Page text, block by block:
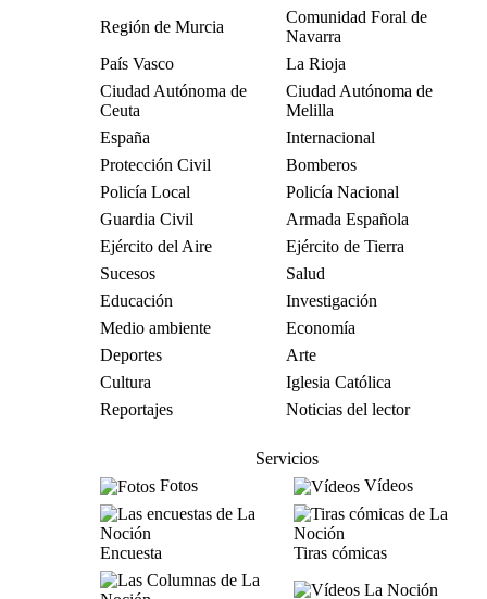
Región de Murcia
Comunidad Foral de
Navarra
País Vasco
La Rioja
Ciudad Autónoma de
Ceuta
Ciudad Autónoma de
Melilla
España
Internacional
Protección Civil
Bomberos
Policía Local
Policía Nacional
Guardia Civil
Armada Española
Ejército del Aire
Ejército de Tierra
Sucesos
Salud
Educación
Investigación
Medio ambiente
Economía
Deportes
Arte
Cultura
Iglesia Católica
Reportajes
Noticias del lector
Servicios
Fotos
Vídeos
Encuesta Tiras cómicas